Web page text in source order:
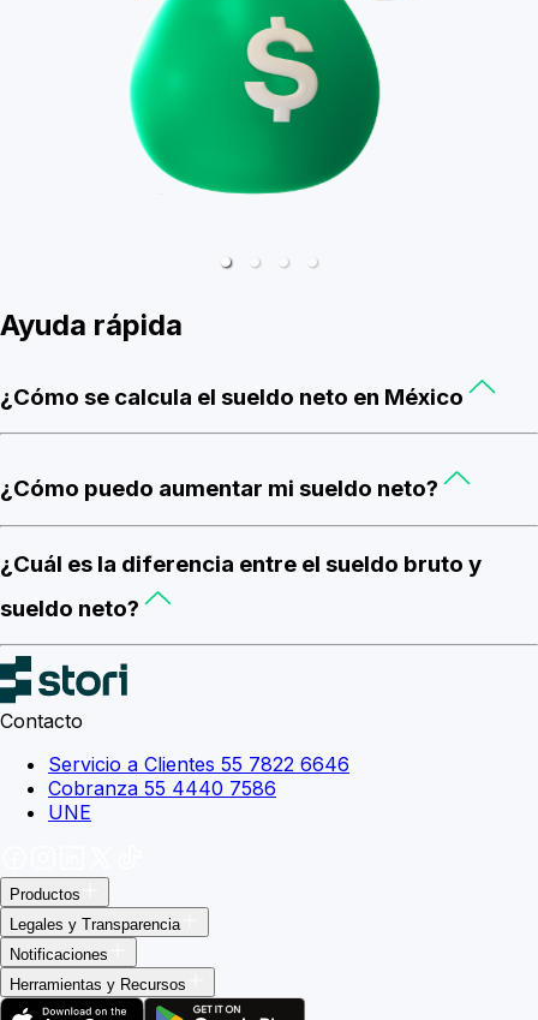
Ayuda rápida
¿Cómo se calcula el sueldo neto en México
¿Cómo puedo aumentar mi sueldo neto?
¿Cuál es la diferencia entre el sueldo bruto y
sueldo neto?
Contacto
Servicio a Clientes 55 7822 6646
Cobranza 55 4440 7586
UNE
Productos
Legales y Transparencia
Notificaciones
Herramientas y Recursos